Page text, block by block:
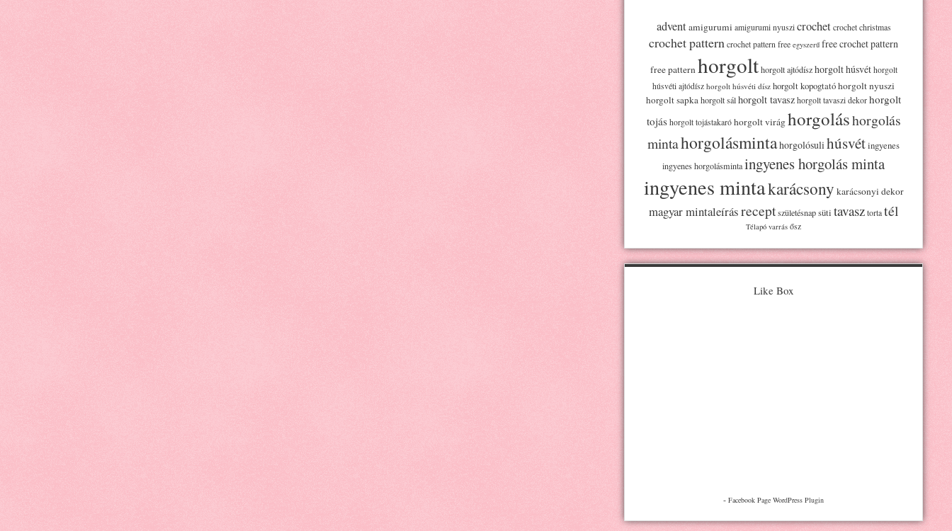
adventamigurumi amigurumi nyuszi crochet crochet christmas
crochet pattern crochet pattern free egyszerű free crochet pattern
free patternhorgolt horgolt ajtódísz horgolt húsvét horgolt
húsvéti ajtódísz horgolt húsvéti dísz horgolt kopogtatóhorgolt nyuszi
horgolt sapkahorgolt sálhorgolt tavasz horgolt tavaszi dekor horgolt
tojás horgolt tojástakaró horgolt virághorgoláshorgolás
mintahorgolásmintahorgolósulihúsvétingyenes
ingyenes horgolásmintaingyenes horgolás minta
ingyenes mintakarácsony karácsonyi dekor
magyar mintaleírásrecept születésnap süti tavasz torta tél
Télapó varrás ősz
Like Box
- Facebook Page WordPress Plugin